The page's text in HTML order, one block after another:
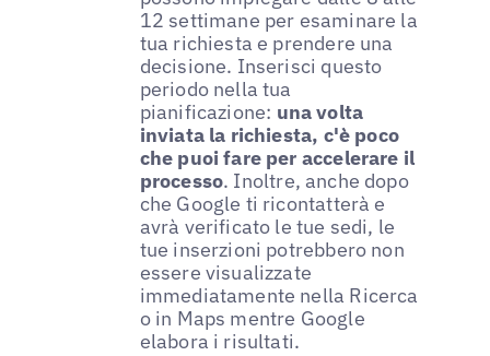
12 settimane per esaminare la
tua richiesta e prendere una
decisione. Inserisci questo
periodo nella tua
pianificazione: una volta
inviata la richiesta, c'è poco
che puoi fare per accelerare il
processo. Inoltre, anche dopo
che Google ti ricontatterà e
avrà verificato le tue sedi, le
tue inserzioni potrebbero non
essere visualizzate
immediatamente nella Ricerca
o in Maps mentre Google
elabora i risultati.